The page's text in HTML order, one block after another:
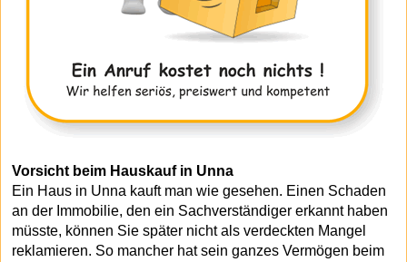
Vorsicht beim Hauskauf in Unna
Ein Haus in Unna kauft man wie gesehen. Einen Schaden
an der Immobilie, den ein Sachverständiger erkannt haben
müsste, können Sie später nicht als verdeckten Mangel
reklamieren. So mancher hat sein ganzes Vermögen beim